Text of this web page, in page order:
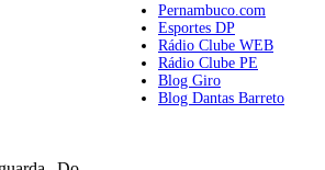
Pernambuco.com
Esportes DP
Rádio Clube WEB
Rádio Clube PE
Blog Giro
Blog Dantas Barreto